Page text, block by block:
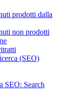
prodotti dalla
non prodotti
(SEO)
SEO: Search